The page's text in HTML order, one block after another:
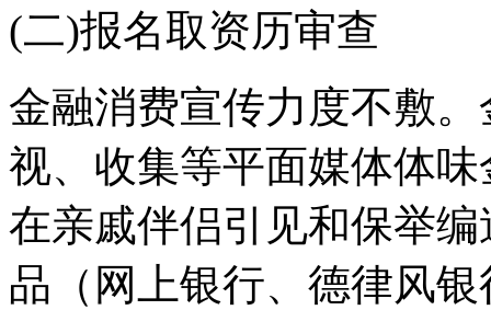
(二)报名取资历审查
金融消费宣传力度不敷
视、收集等平面媒体体
在亲戚伴侣引见和保举
品（网上银行、德律风